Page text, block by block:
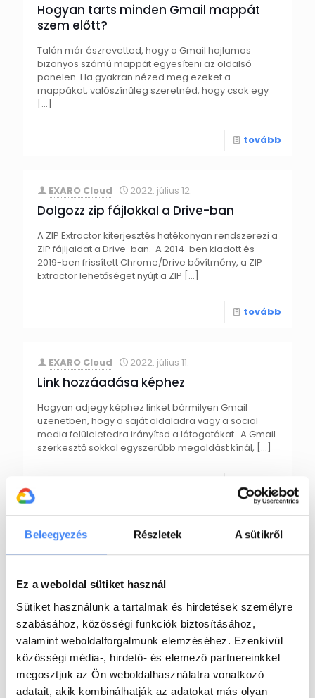
Beleegyezés Részletek A sütikről
Ez a weboldal sütiket használ
Sütiket használunk a tartalmak és hirdetések személyre
szabásához, közösségi funkciók biztosításához,
valamint weboldalforgalmunk elemzéséhez. Ezenkívül
közösségi média-, hirdető- és elemező partnereinkkel
megosztjuk az Ön weboldalhasználatra vonatkozó
adatait, akik kombinálhatják az adatokat más olyan
Hogyan tarts minden Gmail mappát
szem előtt?
Talán már észrevetted, hogy a Gmail hajlamos
bizonyos számú mappát egyesíteni az oldalsó
panelen. Ha gyakran nézed meg ezeket a
mappákat, valószínűleg szeretnéd, hogy csak egy
[…]
tovább
EXARO Cloud 2022. július 12.
Dolgozz zip fájlokkal a Drive-ban
A ZIP Extractor kiterjesztés hatékonyan rendszerezi a
ZIP fájljaidat a Drive-ban. A 2014-ben kiadott és
2019-ben frissített Chrome/Drive bővítmény, a ZIP
Extractor lehetőséget nyújt a ZIP […]
tovább
EXARO Cloud 2022. július 11.
Link hozzáadása képhez
Hogyan adjegy képhez linket bármilyen Gmail
üzenetben, hogy a saját oldaladra vagy a social
media felüleletedra irányítsd a látogatókat. A Gmail
szerkesztő sokkal egyszerűbb megoldást kínál, […]
EXARO Cloud 2022. július 5.
Hogyan adj hozzá vagy helyezz át
Drive-on belül. Vagy áthúzhatod őket a kurzor
segítségével, vagy használhatod az Áthelyezés ide
funkciót is. Áthelyezés ide
[…]
tovább